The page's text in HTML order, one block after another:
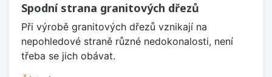
Spodní strana granitových dřezů
Při výrobě granitových dřezů vznikají na
nepohledové straně různé nedokonalosti, není
třeba se jich obávat.